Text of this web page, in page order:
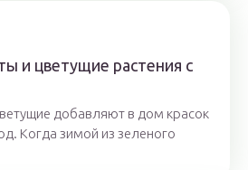
и цветущие растения с
добавляют в дом красок
Когда зимой из зеленого